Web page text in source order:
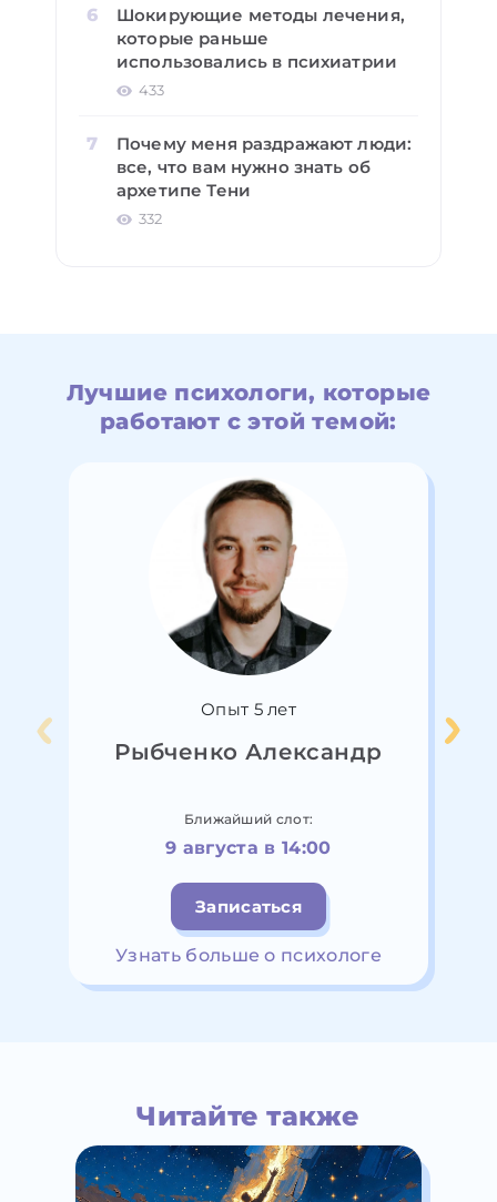
Шокирующие методы лечения,
которые раньше
использовались в психиатрии
433
Почему меня раздражают люди:
все, что вам нужно знать об
архетипе Тени
332
Лучшие психологи, которые
работают с этой темой:
Опыт 5 лет
Рыбченко Александр
Ближайший слот:
9 августа в 14:00
Записаться
Узнать больше о психологе
Читайте также